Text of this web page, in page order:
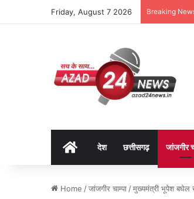
Friday, August 7 2026 Breaking
Homeदेश छत्तीसगढ़ जांजगीर
Home /जांजगीर चाम्पा /मुख्यमंत्री भूपेश बघेल